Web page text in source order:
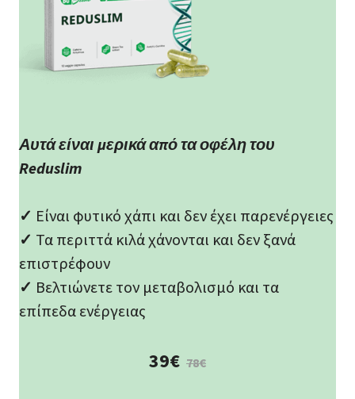
Αυτά είναι μερικά από τα οφέλη του
Reduslim
✓ Είναι φυτικό χάπι και δεν έχει παρενέργειες
✓ Τα περιττά κιλά χάνονται και δεν ξανά
επιστρέφουν
✓ Βελτιώνετε τον μεταβολισμό και τα
επίπεδα ενέργειας
39€ 78€